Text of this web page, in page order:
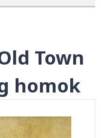
Town
homok